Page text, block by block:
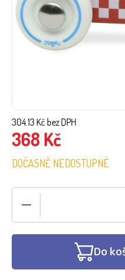
304.13 Kč bez DPH
368 Kč
DOČASNĚ NEDOSTUPNÉ
Do